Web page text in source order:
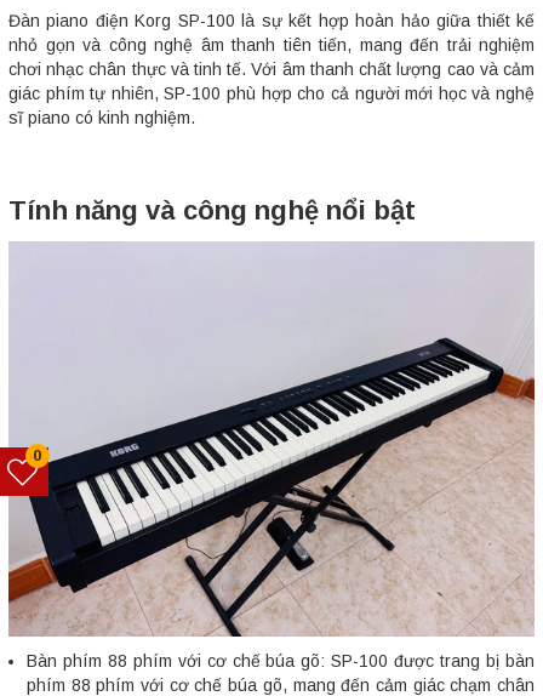
Đàn piano điện Korg SP-100 là sự kết hợp hoàn hảo giữa thiết kế
nhỏ gọn và công nghệ âm thanh tiên tiến, mang đến trải nghiệm
chơi nhạc chân thực và tinh tế. Với âm thanh chất lượng cao và cảm
giác phím tự nhiên, SP-100 phù hợp cho cả người mới học và nghệ
sĩ piano có kinh nghiệm.
Tính năng và công nghệ nổi bật
Bàn phím 88 phím với cơ chế búa gõ: SP-100 được trang bị bàn
phím 88 phím với cơ chế búa gõ, mang đến cảm giác chạm chân
0